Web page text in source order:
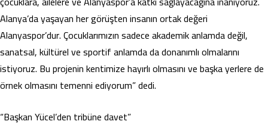
Alanya’da yaşayan her görüşten insanın ortak değeri
Alanyaspor’dur. Çocuklarımızın sadece akademik anlamda değil,
sanatsal, kültürel ve sportif anlamda da donanımlı olmalarını
istiyoruz. Bu projenin kentimize hayırlı olmasını ve başka yerlere de
örnek olmasını temenni ediyorum” dedi.
“Başkan Yücel’den tribüne davet”